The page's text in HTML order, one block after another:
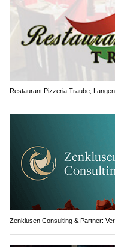
Restaurant Pizzeria Traube,
Zenklusen Consulting & Partner: